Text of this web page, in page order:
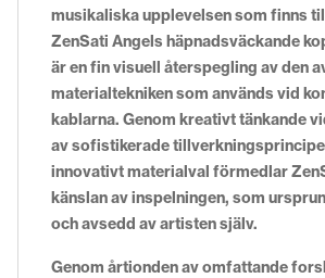
musikaliska upplevelsen som finns
ZenSati Angels häpnadsväckande
är en fin visuell återspegling av den
materialtekniken som används vid
kablarna. Genom kreativt tänkande
av sofistikerade
innovativt materialval förmedlar
känslan av inspelningen, som
och avsedd av artisten själv.
Genom årtionden av omfattande